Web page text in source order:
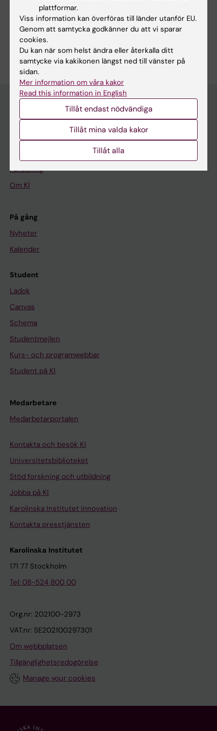
Cell- och molekylärbiologi
Mikrobiologi inom det medicinska området
Är du Alenka Jejcic?
Redigera din profil
Huvudmeny
Utbildning
Forskning
Om KI
På gång
Nyheter
Kalender
Student
Ladok
Canvas
Schema
Studentmejlen
Kurs- och programwebbar
Student på KI
Medarbetare
Medarbetarportalen
Kontakta och besök KI
Universitetsbiblioteket
Stöd forskning och utbildning
Jobba på KI
Karolinska Institutet Innovation
Kontakta presstjänsten
Karolinska Institutet
171 77 Stockholm
Tel: 08-524 800 00
Org.nr: 202100-2973
VAT.nr: SE202100297301
Om webbplatsen
Tillgänglighetsredogörelse
Manage your cookies
plattformar.
Viss information kan överföras till länder utanför EU.
Genom att samtycka godkänner du att vi sparar
cookies.
Du kan när som helst ändra eller återkalla ditt
samtycke via kakikonen längst ned till vänster på
sidan.
Mer information om våra kakor
Read this information in English
Tillåt endast nödvändiga
Tillåt mina valda kakor
Tillåt alla